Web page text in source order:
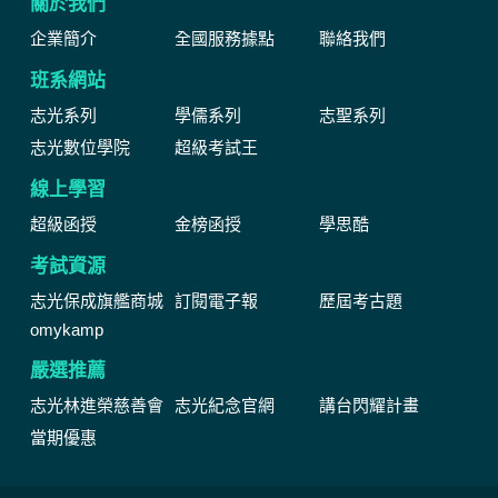
企業簡介 全國服務據點 聯絡我們
班系網站
志光系列 學儒系列
志聖系列
志光數位學院
超級考試王
線上學習
超級函授 金榜函授 學思酷
考試資源
志光保成旗艦商城 訂閱電子報
歷屆考古題
omykamp
嚴選推薦
志光林進榮慈善會 志光紀念官網
講台閃耀計畫
當期優惠